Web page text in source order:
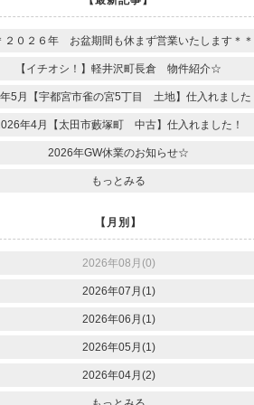
２０２６年 お盆期間も休まず営業いたします＊＊
【イチオシ！】軽井沢町長倉 物件紹介☆
5月【宇都宮市雀の宮5丁目 土地】仕入れました
年4月【太田市藪塚町 中古】仕入れました！
2026年GW休業のお知らせ☆
もっとみる
【月別】
2026年08月(0)
2026年07月(1)
2026年06月(1)
2026年05月(1)
2026年04月(2)